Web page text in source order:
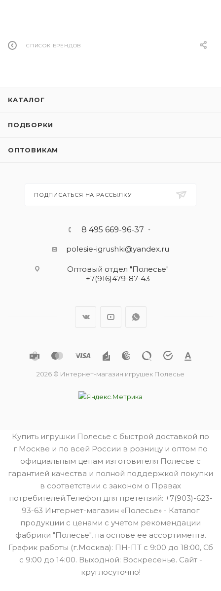
СПИСОК БРЕНДОВ
КАТАЛОГ
ПОДБОРКИ
ОПТОВИКАМ
ПОДПИСАТЬСЯ НА РАССЫЛКУ
8 495 669-96-37
polesie-igrushki@yandex.ru
Оптовый отдел "Полесье"
+7(916)479-87-43
2026 © Интернет-магазин игрушек Полесье
Купить игрушки Полесье с быстрой доставкой по
г.Москве и по всей России в розницу и оптом по
официальным ценам изготовителя Полесье с
гарантией качества и полной поддержкой покупки
в соответствии с законом о Правах
потребителей.Телефон для претензий: +7(903)-623-
93-63 Интернет-магазин «Полесье» - Каталог
продукции с ценами с учетом рекомендации
фабрики "Полесье", на основе ее ассортимента.
График работы (г.Москва): ПН-ПТ с 9:00 до 18:00, Сб
с 9:00 до 14:00. Выходной: Воскресенье. Сайт -
круглосуточно!